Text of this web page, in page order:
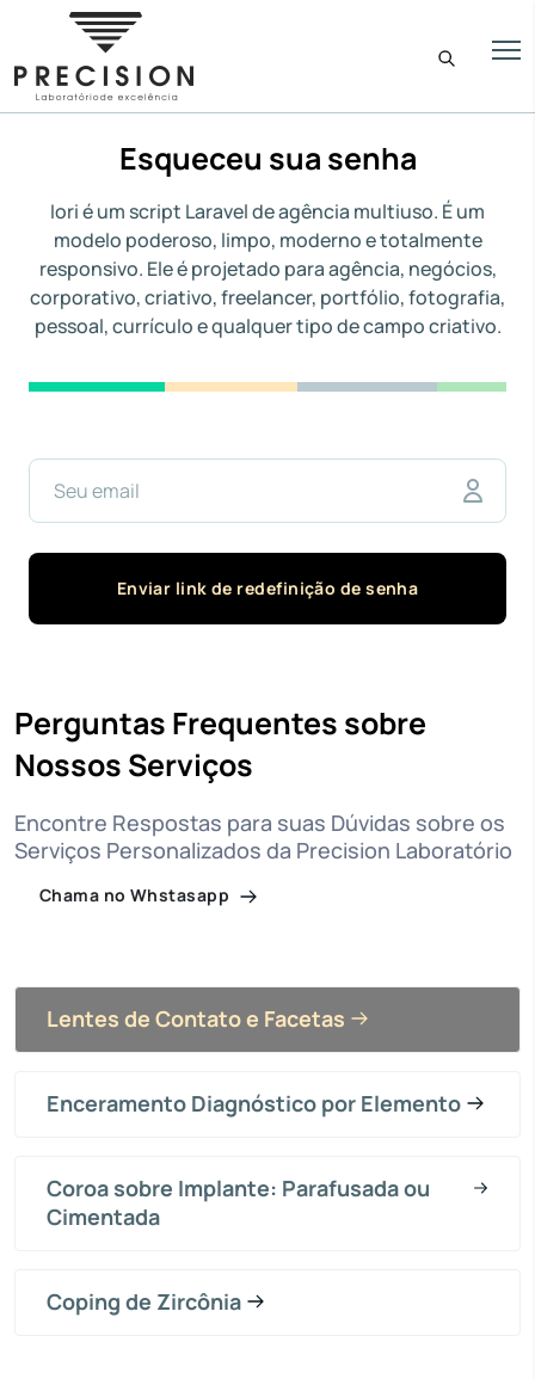
Esqueceu sua senha
Iori é um script Laravel de agência multiuso. É um
modelo poderoso, limpo, moderno e totalmente
responsivo. Ele é projetado para agência, negócios,
corporativo, criativo, freelancer, portfólio, fotografia,
pessoal, currículo e qualquer tipo de campo criativo.
Enviar link de redefinição de senha
Perguntas Frequentes sobre
Nossos Serviços
Encontre Respostas para suas Dúvidas sobre os
Serviços Personalizados da Precision Laboratório
Chama no Whstasapp
Lentes de Contato e Facetas
Enceramento Diagnóstico por Elemento
Coroa sobre Implante: Parafusada ou
Cimentada
Coping de Zircônia